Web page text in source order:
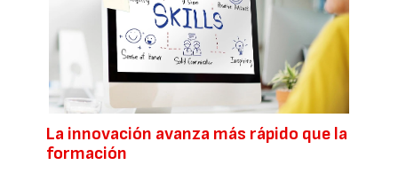
La innovación avanza más rápido que la
formación